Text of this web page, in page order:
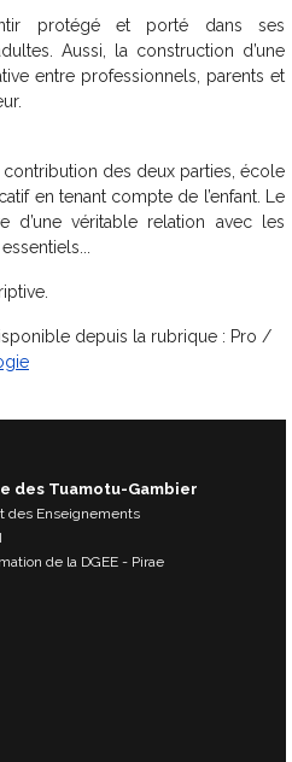
protégé et porté dans ses
Aussi, la construction d’une
entre professionnels, parents et
contribution des deux parties, école
en tenant compte de l’enfant. Le
véritable relation avec les
depuis la rubrique : Pro /
des Tuamotu-Gambier
des Enseignements
de la DGEE - Pirae